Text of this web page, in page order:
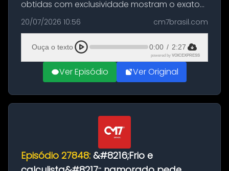
obtidas com exclusividade mostram o exato
momento da fuga do principal suspeito da
morte de Larissa Araújo, de 28 anos. O crime
ocorreu na noite deste último d...
20/07/2026 10:56 cm7brasil.com
Ouça o texto 0:00 / 2:27
powered by VOICEXPRESS
Ver Episódio Ver Original
Episódio 27848: &#8216;Frio e